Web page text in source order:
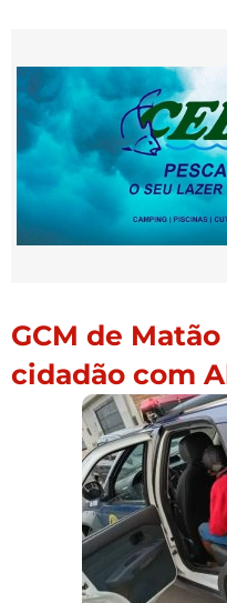
GCM de
cidadão com